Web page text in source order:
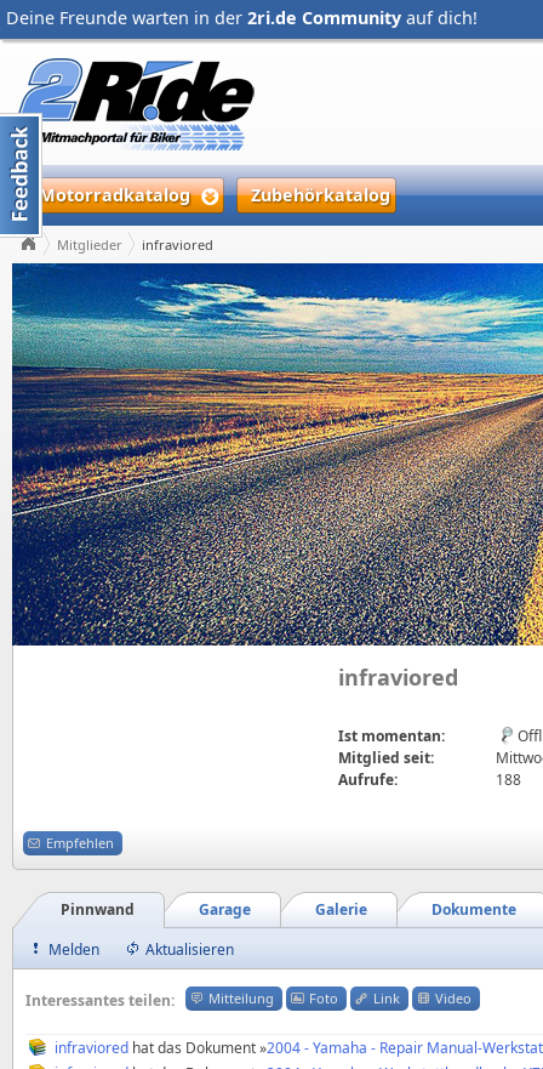
Deine Freunde warten in der 2ri.de Community auf dich!
Motorradkatalog Zubehörkatalog
Mitglieder infraviored
infraviored
Ist momentan:
Mitglied seit:
Aufrufe:
188
Empfehlen
Dokumente
Galerie
Garage
Pinnwand
Melden
Aktualisieren
Interessantes teilen: Mitteilung Foto Link Video
infraviored hat das Dokument »2004 - Yamaha - Repair Manual-